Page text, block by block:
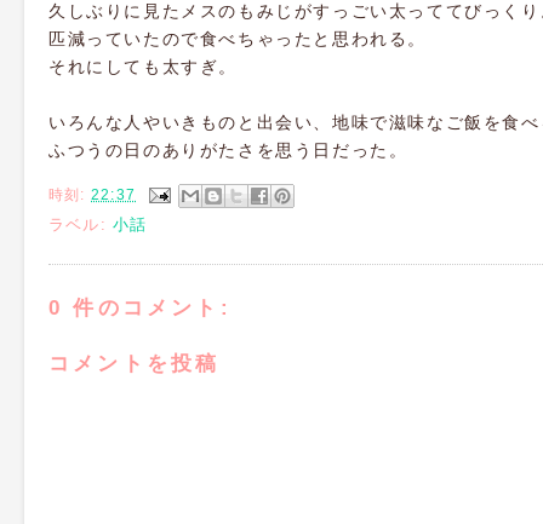
久しぶりに見たメスのもみじがすっごい太っててびっく
匹減っていたので食べちゃったと思われる。
それにしても太すぎ。
いろんな人やいきものと出会い、地味で滋味なご飯を食
ふつうの日のありがたさを思う日だった。
時刻: 22:37
ラベル:小話
0 件のコメント:
コメントを投稿